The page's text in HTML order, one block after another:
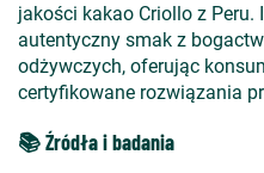
jakości kakao Criollo z Peru.
autentyczny smak z
odżywczych, oferując
certyfikowane rozwiązania
📚 Źródła i badania